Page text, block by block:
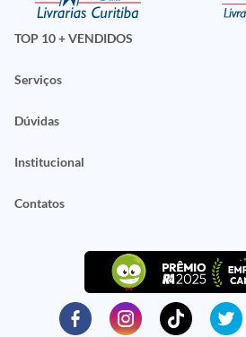
TOP 10 + VENDIDOS
Serviços
Dúvidas
Institucional
Contatos